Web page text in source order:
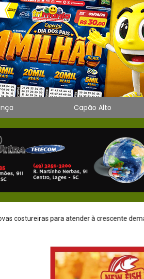
Capão Alto
crescente demanda do mercado de trabalho